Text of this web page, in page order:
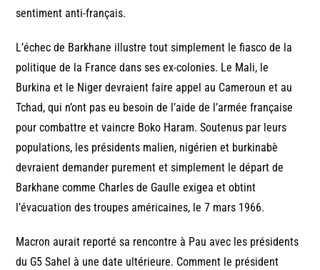
sentiment anti-français.
L’échec de Barkhane illustre tout simplement le fiasco de la
politique de la France dans ses ex-colonies. Le Mali, le
Burkina et le Niger devraient faire appel au Cameroun et au
Tchad, qui n’ont pas eu besoin de l’aide de l’armée française
pour combattre et vaincre Boko Haram. Soutenus par leurs
populations, les présidents malien, nigérien et burkinabè
devraient demander purement et simplement le départ de
Barkhane comme Charles de Gaulle exigea et obtint
l’évacuation des troupes américaines, le 7 mars 1966.
Macron aurait reporté sa rencontre à Pau avec les présidents
du G5 Sahel à une date ultérieure. Comment le président